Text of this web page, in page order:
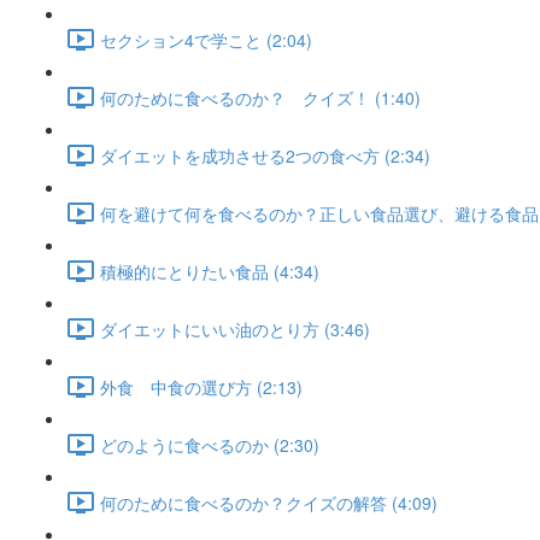
セクション4で学こと (2:04)
何のために食べるのか？ クイズ！ (1:40)
ダイエットを成功させる2つの食べ方 (2:34)
何を避けて何を食べるのか？正しい食品選び、避ける食
積極的にとりたい食品 (4:34)
ダイエットにいい油のとり方 (3:46)
外食 中食の選び方 (2:13)
どのように食べるのか (2:30)
何のために食べるのか？クイズの解答 (4:09)